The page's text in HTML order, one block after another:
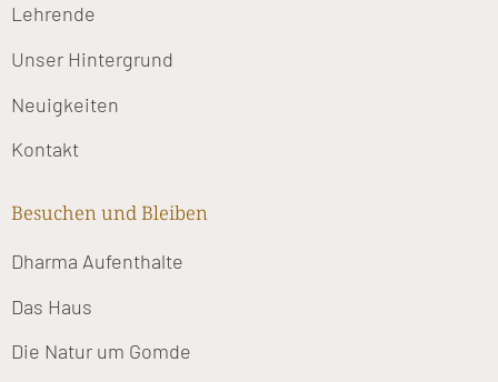
Lehrende
Unser Hintergrund
Neuigkeiten
Kontakt
Besuchen und Bleiben
Dharma Aufenthalte
Das Haus
Die Natur um Gomde